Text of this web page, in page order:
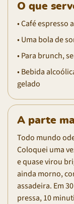
O que
• Café
• Uma bola de
• Para brunch,
• Bebida
gelado
A parte
Todo mundo
Coloquei uma
e quase virou
ainda morno,
assadeira. Em
pressa, 10